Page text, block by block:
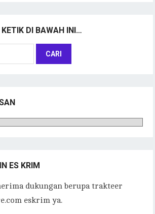
DI BAWAH INI…
ES KRIM
dukungan berupa trakteer
eskrim ya.